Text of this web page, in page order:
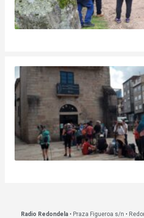
Radio Redondela• Praza Figueroa s/n •